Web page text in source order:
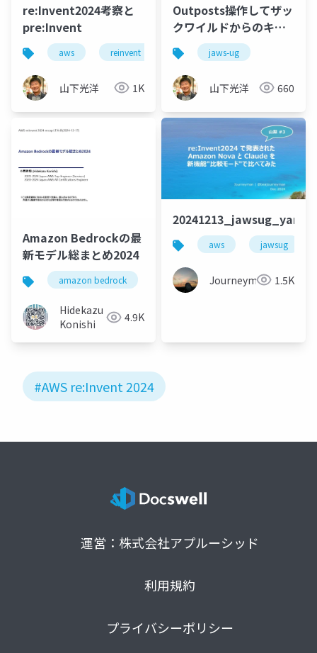
re:Invent2024考察と
pre:Invent
aws reinvent
山下光洋 1K
Outposts操作してザッ
クワイルドからのキー
ノート前から3列目の口
内炎で5Kのイッツマイ
バースデー
jaws-ug
山下光洋 660
Amazon Bedrockの最
新モデル総まとめ2024
amazon bedrock amazon nova model
Hidekazu
Konishi
4.9K
aws jawsug
Journeyman 1.5K
#AWS re:Invent 2024
運営：株式会社アプルーシッド
利用規約
プライバシーポリシー